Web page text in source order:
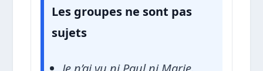
Les groupes ne sont pas
sujets